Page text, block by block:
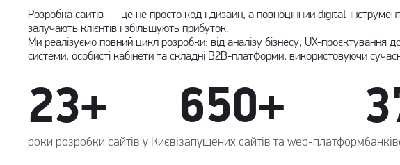
Розробка сайтів — це не просто код і дизайн, а повноцінний digital-
залучають клієнтів і збільшують прибуток.
Ми реалізуємо повний цикл розробки: від аналізу бізнесу,UX-проєктування
системи, особисті кабінети та складні B2B-платформи, використовуючи
23+
роки розробки сайтів у Києві
650+
запущених сайтів та web-платформ